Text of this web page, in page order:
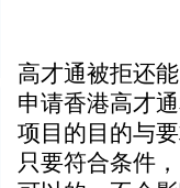
高才通被拒还
申请香港高才
项目的目的与
只要符合条件